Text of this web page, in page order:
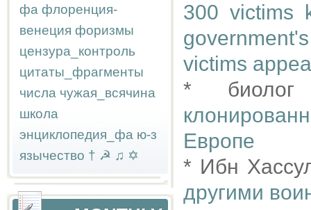
фа флоренция-
венеция форизмы
цензура_контроль
цитаты_фрагменты
числа чужая_всячина
школа
энциклопедия_фа ю-з
язычество † ☭ ♫ ✡
300 victims
victims
*
Европе
* Ибн
другими